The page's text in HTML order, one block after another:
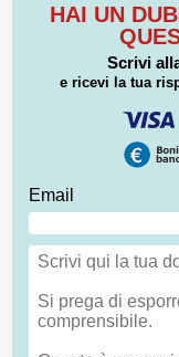
HAI UN
Scrivi
e ricevi la tua
Email